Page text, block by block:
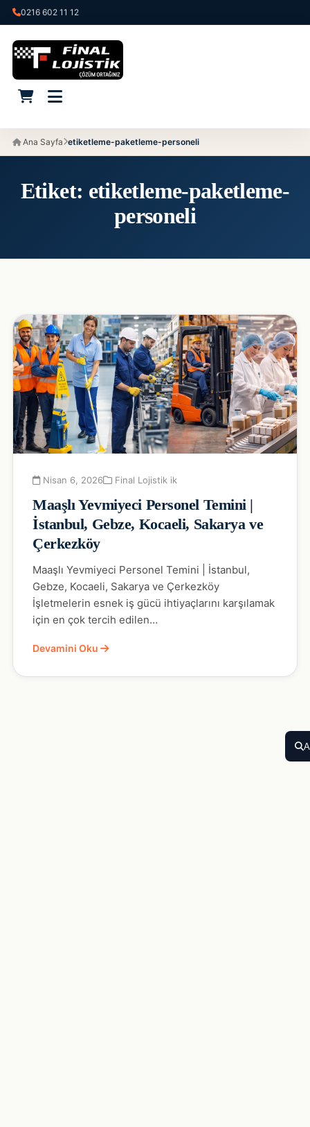
0216 602 11 12
Ana Sayfa etiketleme-paketleme-personeli
Etiket: etiketleme-paketleme-
personeli
Nisan 6, 2026 Final Lojistik ik
Maaşlı Yevmiyeci Personel Temini |
İstanbul, Gebze, Kocaeli, Sakarya ve
Çerkezköy
Maaşlı Yevmiyeci Personel Temini | İstanbul,
Gebze, Kocaeli, Sakarya ve Çerkezköy
İşletmelerin esnek iş gücü ihtiyaçlarını karşılamak
için en çok tercih edilen…
Devamini Oku